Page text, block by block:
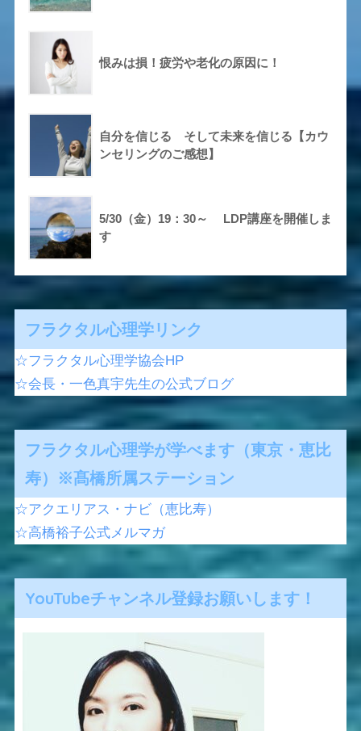
恨みは損！疲労や老化の原因に！
自分を信じる そして未来を信じる【カウ
ンセリングのご感想】
5/30（金）19：30～ LDP講座を開催しま
す
フラクタル心理学リンク
☆フラクタル心理学協会HP
☆会長・一色真宇先生の公式ブログ
フラクタル心理学が学べます（東京・恵比
寿）※髙橋所属ステーション
☆アクエリアス・ナビ（恵比寿）
☆高橋裕子公式メルマガ
YouTubeチャンネル登録お願いします！